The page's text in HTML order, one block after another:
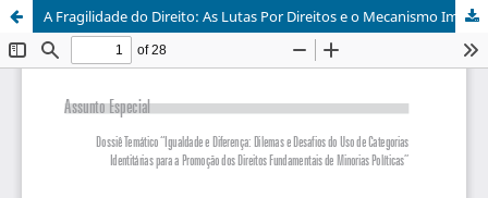
A Fragilidade do Direito: As Lutas Por Direitos e o Mecanismo Imuntário da Soberania